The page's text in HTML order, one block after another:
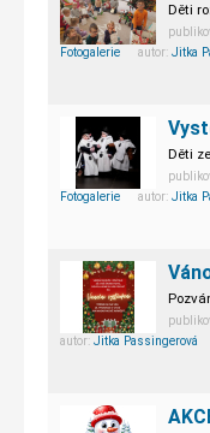
Děti
Fotogalerie autor: Jitka
Děti
Fotogalerie autor: Jitka
autor: Jitka Passingerová